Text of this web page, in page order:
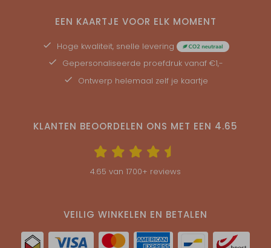
EEN KAARTJE VOOR ELK MOMENT
Hoge kwaliteit, snelle levering
Gepersonaliseerde proefdruk vanaf €1,-
Ontwerp helemaal zelf je kaartje
KLANTEN BEOORDELEN ONS MET EEN 4.65
4.65 van 1700+ reviews
VEILIG WINKELEN EN BETALEN